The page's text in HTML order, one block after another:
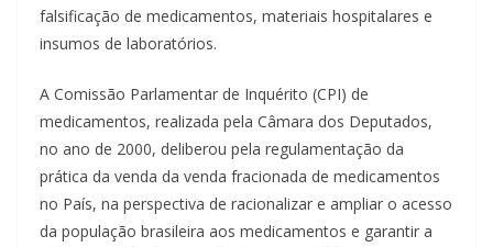
falsificação de medicamentos, materiais hospitalares e
insumos de laboratórios.
A Comissão Parlamentar de Inquérito (CPI) de
medicamentos, realizada pela Câmara dos Deputados,
no ano de 2000, deliberou pela regulamentação da
prática da venda da venda fracionada de medicamentos
no País, na perspectiva de racionalizar e ampliar o acesso
da população brasileira aos medicamentos e garantir a